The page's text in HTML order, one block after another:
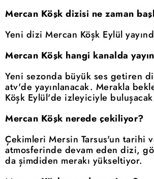
Mercan Köşk dizisi ne zaman
Yeni dizi Mercan Köşk Eylül
Mercan Köşk hangi kanalda
Yeni sezonda büyük ses getiren
atv'de yayınlanacak. Merakla
Köşk Eylül'de izleyiciyle
Mercan Köşk nerede çekiliyor?
Çekimleri Mersin Tarsus'un tarihi
atmosferinde devam eden dizi,
da şimdiden merakı yükseltiyor.